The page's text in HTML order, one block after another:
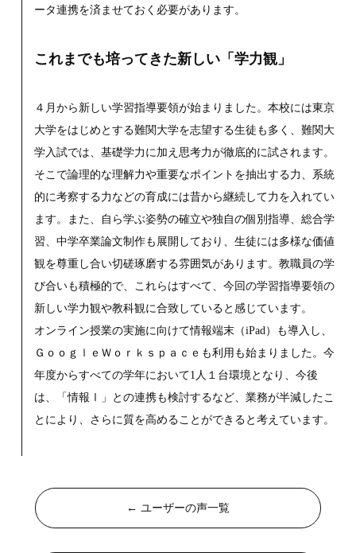
ータ連携を済ませておく必要があります。
これまでも培ってきた新しい「学力観」
４月から新しい学習指導要領が始まりました。本校には東京
大学をはじめとする難関大学を志望する生徒も多く、難関大
学入試では、基礎学力に加え思考力が徹底的に試されます。
そこで論理的な理解力や重要なポイントを抽出する力、系統
的に考察する力などの育成には昔から継続して力を入れてい
ます。また、自ら学ぶ姿勢の確立や独自の個別指導、総合学
習、中学卒業論文制作も展開しており、生徒には多様な価値
観を尊重し合い切磋琢磨する雰囲気があります。教職員の学
び合いも積極的で、これらはすべて、今回の学習指導要領の
新しい学力観や教科観に合致していると感じています。
オンライン授業の実施に向けて情報端末（iPad）も導入し、
ＧｏｏｇｌｅＷｏｒｋｓｐａｃｅも利用も始まりました。今
年度からすべての学年において1人１台環境となり、今後
は、「情報Ⅰ」との連携も検討するなど、業務が半減したこ
とにより、さらに質を高めることができると考えています。
← ユーザーの声一覧